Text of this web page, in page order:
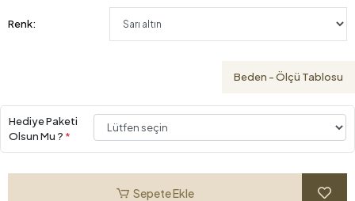
Renk:
Beden - Ölçü Tablosu
Hediye Paketi
Olsun Mu ? *
Sepete Ekle